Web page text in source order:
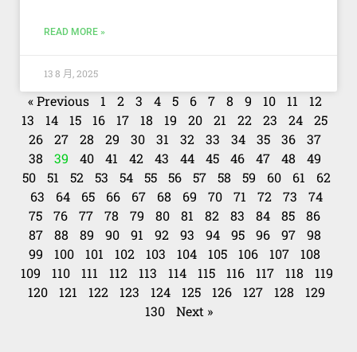
READ MORE »
13 8 月, 2025
« Previous 1 2 3 4 5 6 7 8 9 10 11
12
13
14 15 16 17 18 19 20 21 22 23 24
25
26
27 28 29 30 31 32 33 34 35 36
37
38
39 40 41 42 43 44 45 46 47 48
49
50
51 52 53 54 55 56 57 58 59 60 61
62
63
64 65 66 67 68 69 70 71 72 73
74
75
76 77 78 79 80 81 82 83 84 85
86
87
88 89 90 91 92 93 94 95 96 97
98
99
100 101 102 103 104 105 106 107
108
109
110 111 112 113 114 115 116 117 118
119
120
121 122 123 124 125 126 127 128
129
130
Next »